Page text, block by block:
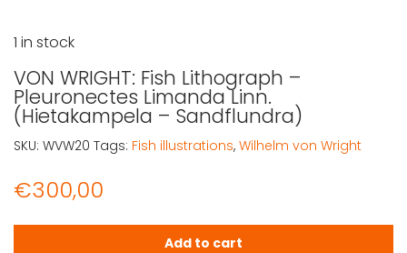
VON WRIGHT: Fish Lithograph –
Pleuronectes Limanda Linn.
(Hietakampela – Sandflundra)
€300,00
1 in stock
VON WRIGHT: Fish Lithograph - Pleuronectes
Add to cart
SKU: WVW20 Tags: Fish illustrations, Wilhelm von Wright